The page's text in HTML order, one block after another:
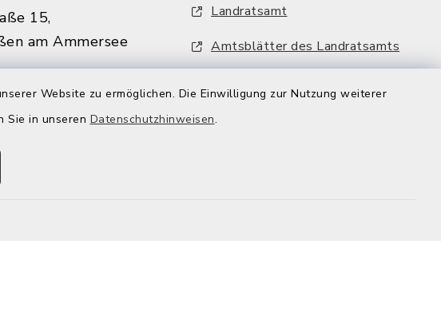
Website zu ermöglichen. Die Einwilligung zur Nutzung weiterer
Sie in unseren Datenschutzhinweisen.
15,
am Ammersee
Landratsamt
Amtsblätter des Landratsamts
VHS-Programm